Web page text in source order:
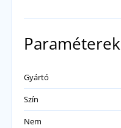
Paraméterek
Gyártó
Szín
Nem